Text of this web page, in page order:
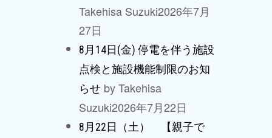
Takehisa Suzuki2026年7月
27日
8月14日(金) 停電を伴う施設
点検と施設機能制限のお知
らせ by Takehisa
Suzuki2026年7月22日
8月22日（土） 【親子で